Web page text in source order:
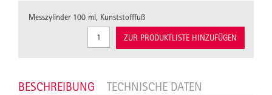
Messzylinder 100 ml, Kunststofffuß
ZUR PRODUKTLISTE HINZUFÜGEN
BESCHREIBUNG TECHNISCHE DATEN